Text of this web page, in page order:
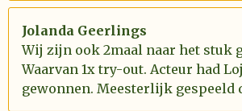
Jolanda Geerlings
Wij zijn ook 2maal naar het stuk
Waarvan 1x try-out. Acteur had
gewonnen. Meesterlijk gespeeld